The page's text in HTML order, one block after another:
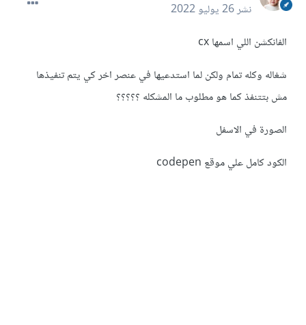
نشر26 يوليو 2022
الفانكشن اللي اسمها cx
شغاله وكله تمام ولكن لما استدعيها في عنصر اخر كي يتم تنفيذها
مش بتتنفذ كما هو مطلوب ما المشكله ؟؟؟؟؟
الصورة في الاسفل
الكود كامل علي موقع codepen